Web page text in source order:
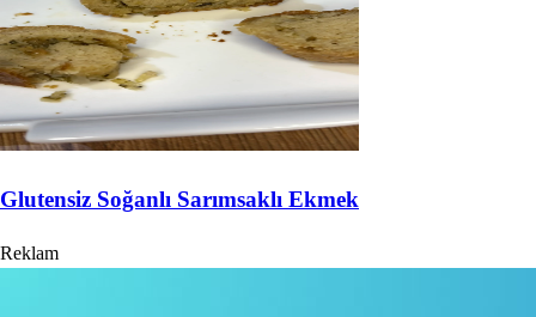
Glutensiz Soğanlı Sarımsaklı Ekmek
Reklam